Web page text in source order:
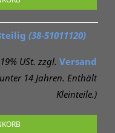
(38-51011120)
USt. zzgl. Versand
14 Jahren. Enthält
Kleinteile.)